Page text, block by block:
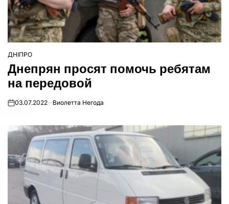
ОПУБЛІКУВАТИ
У
ДНІПРО
Днепрян просят помочь ребятам
на передовой
on03.07.2022 Виолетта Негода